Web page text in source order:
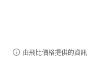
由飛比價格提供的資訊